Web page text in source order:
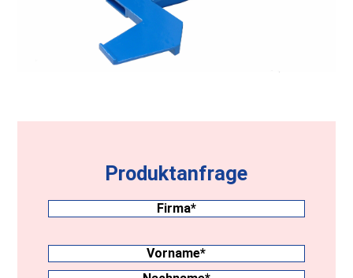
Produktanfrage
Firma(erforderlich)
Nachname(erforderlich)
Vorname